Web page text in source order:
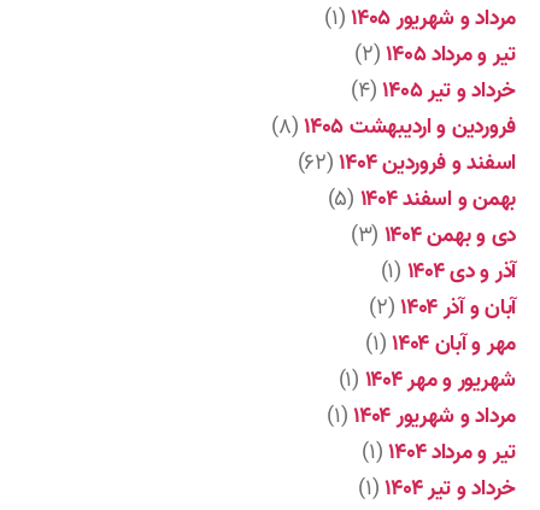
مرداد و شهریور ۱۴۰۵
(۱)
تیر و مرداد ۱۴۰۵
(۲)
خرداد و تیر ۱۴۰۵
(۴)
فروردین و اردیبهشت ۱۴۰۵
(۸)
اسفند و فروردین ۱۴۰۴
(۶۲)
بهمن و اسفند ۱۴۰۴
(۵)
دی و بهمن ۱۴۰۴
(۳)
آذر و دی ۱۴۰۴
(۱)
آبان و آذر ۱۴۰۴
(۲)
مهر و آبان ۱۴۰۴
(۱)
شهریور و مهر ۱۴۰۴
(۱)
مرداد و شهریور ۱۴۰۴
(۱)
تیر و مرداد ۱۴۰۴
(۱)
خرداد و تیر ۱۴۰۴
(۱)